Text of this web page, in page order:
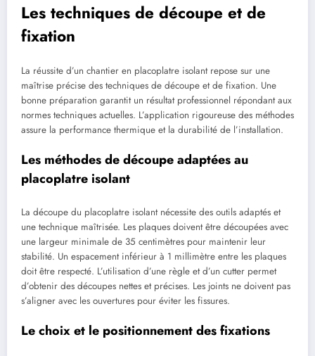
Les techniques de découpe et de
fixation
La réussite d’un chantier en placoplatre isolant repose sur une
maîtrise précise des techniques de découpe et de fixation. Une
bonne préparation garantit un résultat professionnel répondant aux
normes techniques actuelles. L’application rigoureuse des méthodes
assure la performance thermique et la durabilité de l’installation.
Les méthodes de découpe adaptées au
placoplatre isolant
La découpe du placoplatre isolant nécessite des outils adaptés et
une technique maîtrisée. Les plaques doivent être découpées avec
une largeur minimale de 35 centimètres pour maintenir leur
stabilité. Un espacement inférieur à 1 millimètre entre les plaques
doit être respecté. L’utilisation d’une règle et d’un cutter permet
d’obtenir des découpes nettes et précises. Les joints ne doivent pas
s’aligner avec les ouvertures pour éviter les fissures.
Le choix et le positionnement des fixations